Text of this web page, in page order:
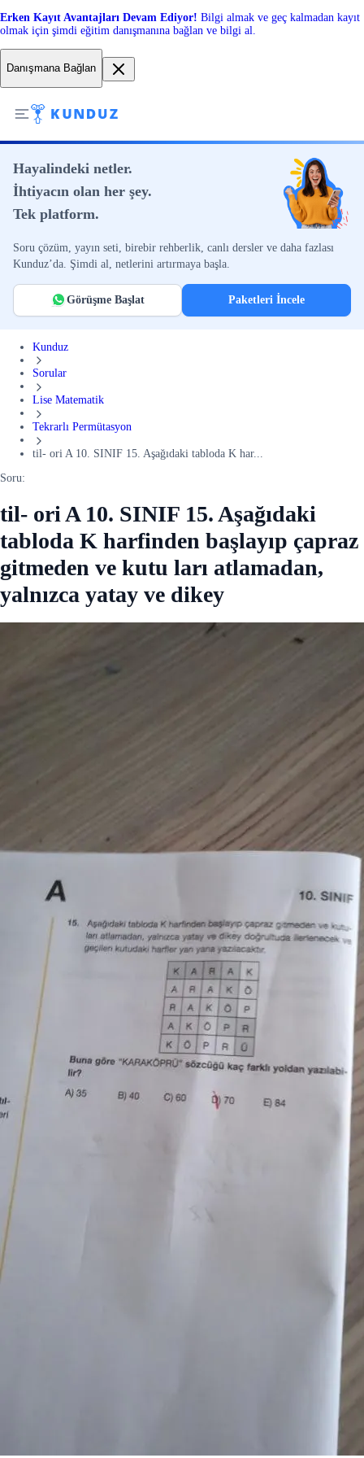
Erken Kayıt Avantajları Devam Ediyor! Bilgi almak ve geç kalmadan kayıt
olmak için şimdi eğitim danışmanına bağlan ve bilgi al.
Danışmana Bağlan
Hayalindeki netler.
İhtiyacın olan her şey.
Tek platform.
Soru çözüm, yayın seti, birebir rehberlik, canlı dersler ve daha fazlası
Kunduz’da. Şimdi al, netlerini artırmaya başla.
Görüşme Başlat Paketleri İncele
Kunduz
Sorular
Lise Matematik
Tekrarlı Permütasyon
til- ori A 10. SINIF 15. Aşağıdaki tabloda K har...
Soru:
til- ori A 10. SINIF 15. Aşağıdaki
tabloda K harfinden başlayıp çapraz
gitmeden ve kutu ları atlamadan,
yalnızca yatay ve dikey